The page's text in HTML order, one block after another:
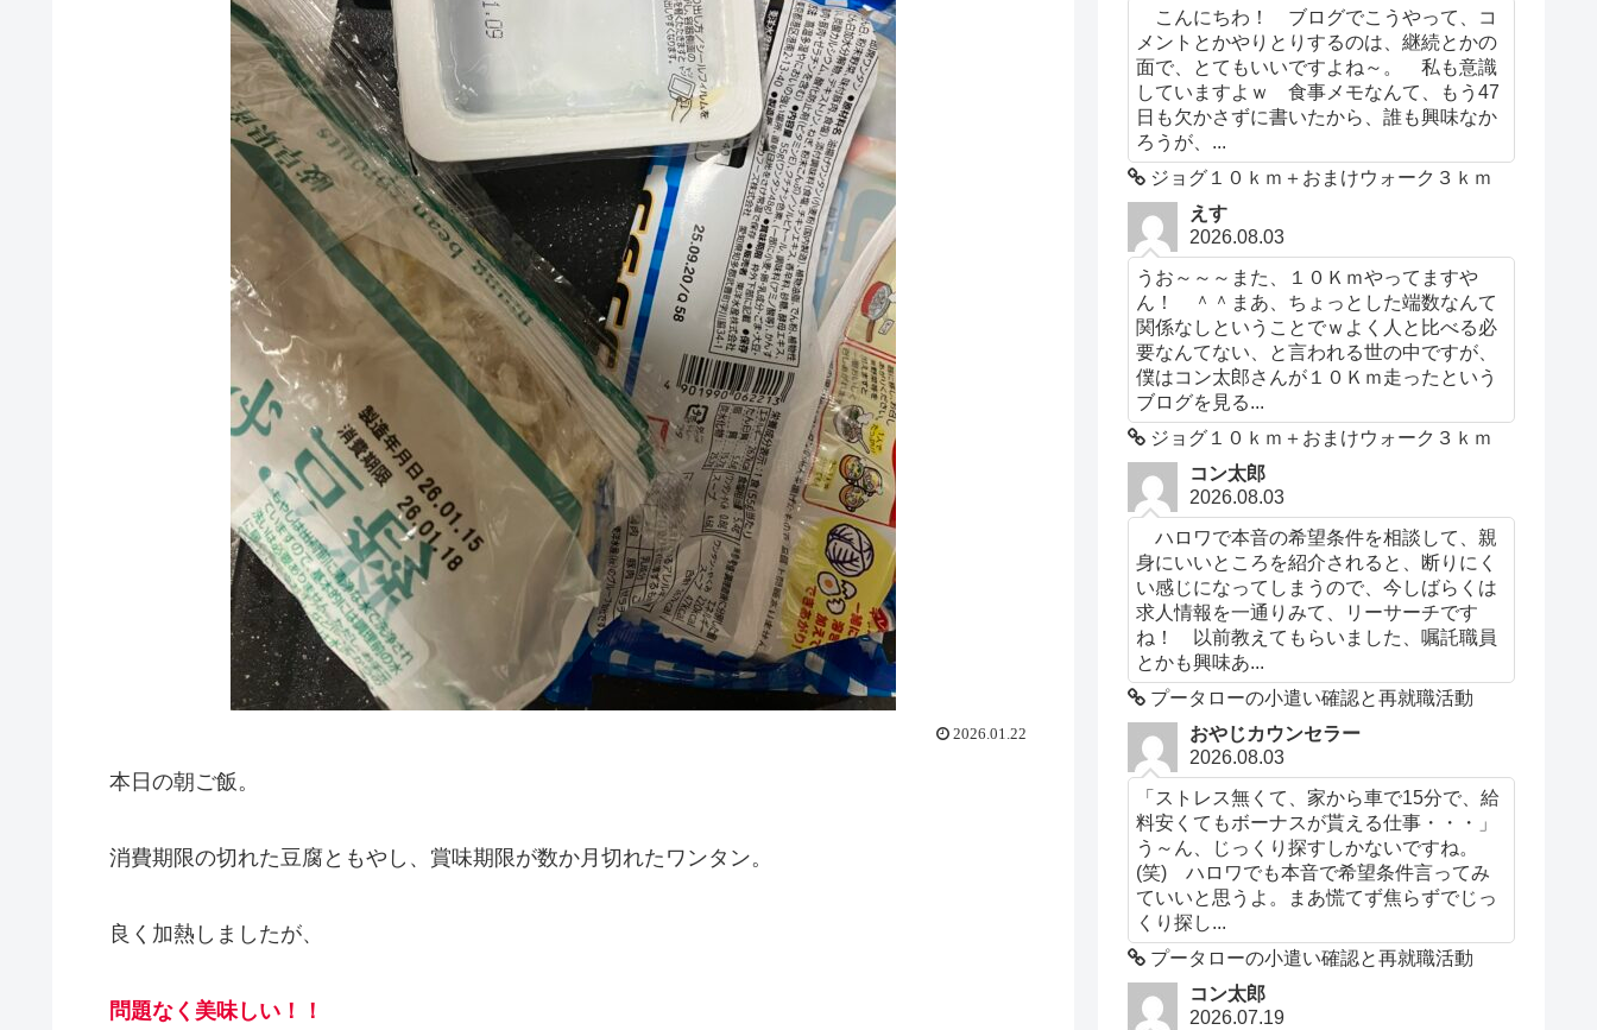
2026.01.22
本日の朝ご飯。
消費期限の切れた豆腐ともやし、賞味期限が数か月切れたワンタン。
良く加熱しましたが、
問題なく美味しい！！
こんにちわ！ ブログでこうやって、コ
メントとかやりとりするのは、継続とかの
面で、とてもいいですよね～。 私も意識
していますよｗ 食事メモなんて、もう47
日も欠かさずに書いたから、誰も興味なか
ろうが、...
ジョグ１０ｋｍ＋おまけウォーク３ｋｍ
えす
2026.08.03
うお～～～また、１０Ｋｍやってますや
ん！ ＾＾まあ、ちょっとした端数なんて
関係なしということでｗよく人と比べる必
要なんてない、と言われる世の中ですが、
僕はコン太郎さんが１０Ｋｍ走ったという
ブログを見る...
ジョグ１０ｋｍ＋おまけウォーク３ｋｍ
コン太郎
2026.08.03
ハロワで本音の希望条件を相談して、親
身にいいところを紹介されると、断りにく
い感じになってしまうので、今しばらくは
求人情報を一通りみて、リーサーチです
ね！ 以前教えてもらいました、嘱託職員
とかも興味あ...
プータローの小遣い確認と再就職活動
おやじカウンセラー
2026.08.03
「ストレス無くて、家から車で15分で、給
料安くてもボーナスが貰える仕事・・・」
う～ん、じっくり探すしかないですね。
(笑) ハロワでも本音で希望条件言ってみ
ていいと思うよ。まあ慌てず焦らずでじっ
くり探し...
プータローの小遣い確認と再就職活動
コン太郎
2026.07.19